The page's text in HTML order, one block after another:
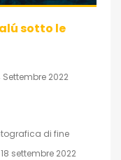
sotto le
Settembre 2022
di fine
settembre 2022